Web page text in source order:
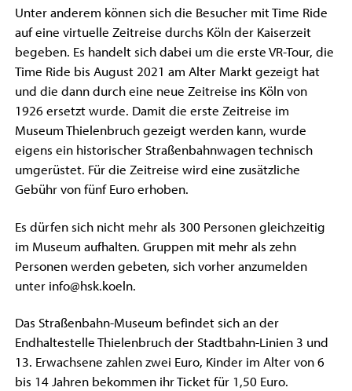
Unter anderem können sich die Besucher mit Time Ride
auf eine virtuelle Zeitreise durchs Köln der Kaiserzeit
begeben. Es handelt sich dabei um die erste VR-Tour, die
Time Ride bis August 2021 am Alter Markt gezeigt hat
und die dann durch eine neue Zeitreise ins Köln von
1926 ersetzt wurde. Damit die erste Zeitreise im
Museum Thielenbruch gezeigt werden kann, wurde
eigens ein historischer Straßenbahnwagen technisch
umgerüstet. Für die Zeitreise wird eine zusätzliche
Gebühr von fünf Euro erhoben.
Es dürfen sich nicht mehr als 300 Personen gleichzeitig
im Museum aufhalten. Gruppen mit mehr als zehn
Personen werden gebeten, sich vorher anzumelden
unter info@hsk.koeln.
Das Straßenbahn-Museum befindet sich an der
Endhaltestelle Thielenbruch der Stadtbahn-Linien 3 und
13. Erwachsene zahlen zwei Euro, Kinder im Alter von 6
bis 14 Jahren bekommen ihr Ticket für 1,50 Euro.